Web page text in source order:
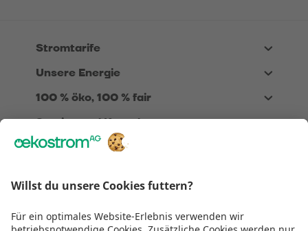
Stromtarife
Unsere Energie
100 % öko, 100 % fair
Service und Kontakt
Über Uns